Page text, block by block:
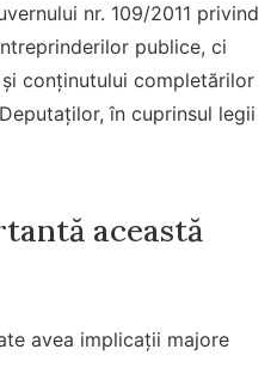
nr. 109/2011 privind
publice, ci
conţinutului completărilor
în cuprinsul legii
această
avea implicații majore